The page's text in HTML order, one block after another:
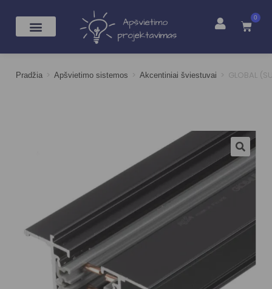
0
Pradžia > Apšvietimo sistemos > Akcentiniai šviestuvai > GLOBAL